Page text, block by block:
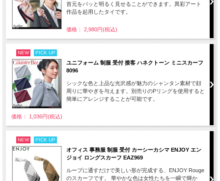
首元をパッと明るく見せることができます。異彩アート
作品を起用したタイです。
価格： 2,980円(税込)
NEW PICK UP
ユニフォーム 制服 受付 接客 ハネクトーン ミニスカーフ
8096
シックな色と上品な光沢感が魅力のシャンタン素材で顔
周りに華やぎを与えます。別売りのPリングを使用すると
簡単にアレンジすることが可能です。
価格： 1,036円(税込)
NEW PICK UP
オフィス 事務服 制服 受付 カーシーカシマ ENJOY エン
ジョイ ロングスカーフ EAZ969
ループに通すだけで美しい形が完成する、ENJOY Rouge
のスカーフです。 華やかな色は女性たちを一瞬で輝か